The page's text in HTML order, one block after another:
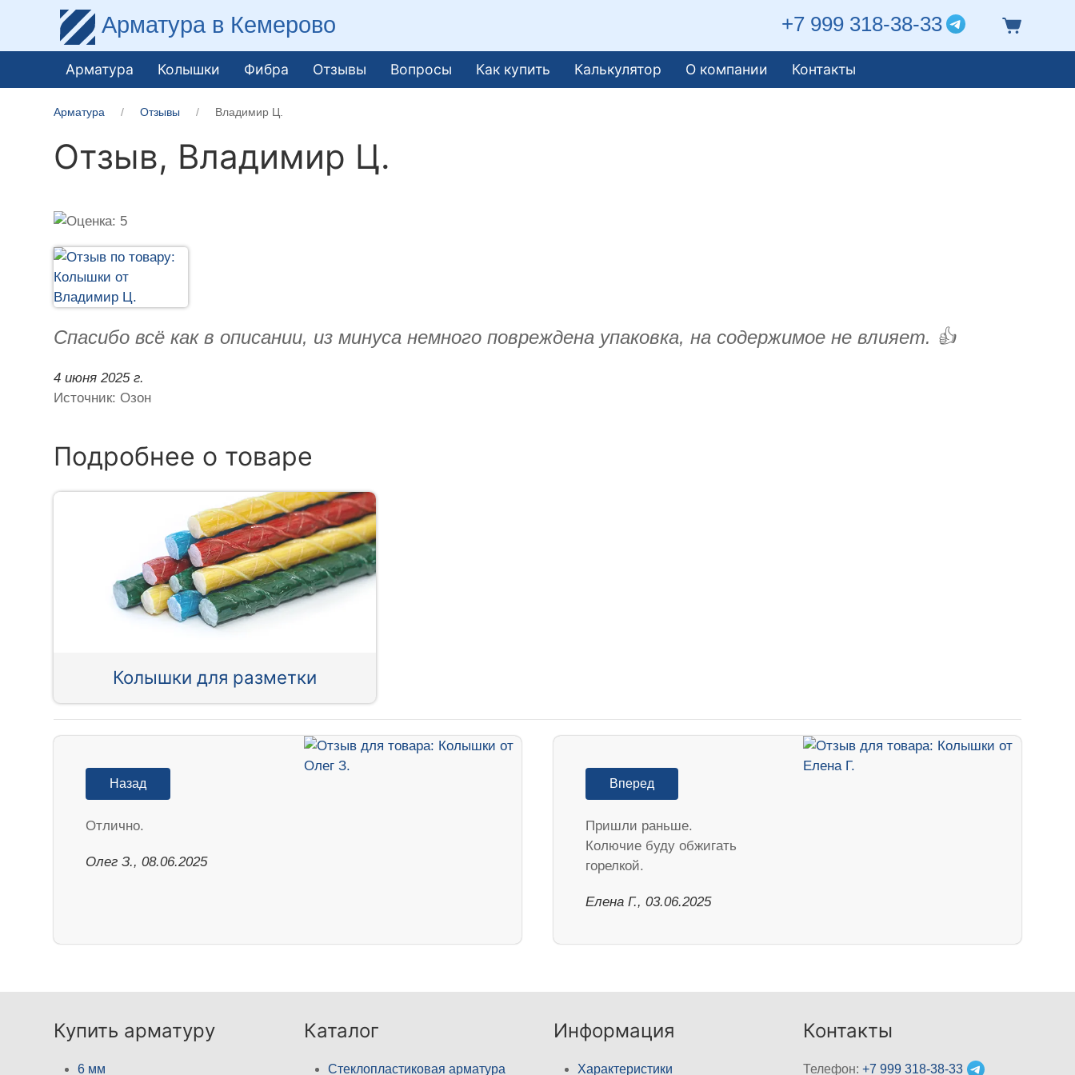
Арматура в Кемерово +7 999 318-38-33
Арматура Колышки Фибра Отзывы Вопросы Как купить Калькулятор О компании Контакты
Арматура Отзывы Владимир Ц.
Отзыв, Владимир Ц.
Спасибо всё как в описании, из минуса немного повреждена упаковка, на содержимое не влияет. 👍
4 июня 2025 г.
Источник: Озон
Подробнее о товаре
Колышки для разметки
Назад
Отлично.
Олег З., 08.06.2025
Вперед
Пришли раньше.
Колючие буду обжигать
горелкой.
Елена Г., 03.06.2025
Купить арматуру
6 мм
Каталог
Стеклопластиковая арматура
Информация
Характеристики
Контакты
Телефон:+7 999 318-38-33